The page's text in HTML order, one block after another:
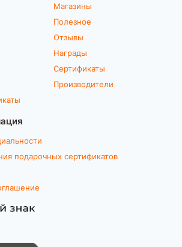
Магазины
Полезное
Отзывы
Награды
Сертификаты
Производители
подарочных сертификатов